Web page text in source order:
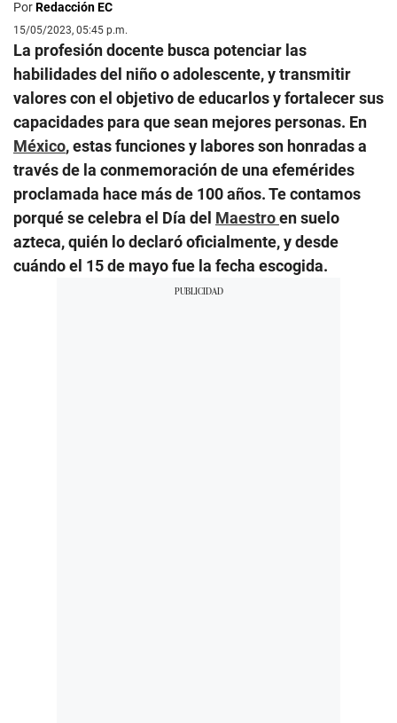
PorRedacción EC
15/05/2023, 05:45 p.m.
La profesión docente busca potenciar las
habilidades del niño o adolescente, y transmitir
valores con el objetivo de educarlos y fortalecer sus
capacidades para que sean mejores personas. En
México, estas funciones y labores son honradas a
través de la conmemoración de una efemérides
proclamada hace más de 100 años. Te contamos
porqué se celebra el Día del Maestroen suelo
azteca, quién lo declaró oficialmente, y desde
cuándo el 15 de mayo fue la fecha escogida.